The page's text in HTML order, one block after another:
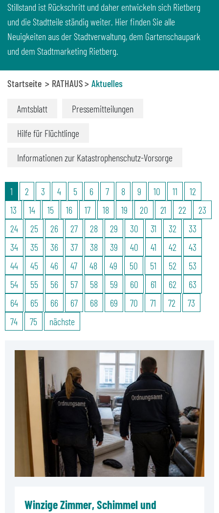
Stillstand ist Rückschritt und daher entwickeln sich Rietberg
und die Stadtteile ständig weiter. Hier finden Sie alle
Neuigkeiten aus der Stadtverwaltung, dem Gartenschaupark
und dem Stadtmarketing Rietberg.
Startseite RATHAUS Aktuelles
Amtsblatt Pressemitteilungen
Hilfe für Flüchtlinge
Informationen zur Katastrophenschutz-Vorsorge
1 2 3 4 5 6 7 8 9 10 11
12
13
14 15 16 17 18 19 20 21 22
23
24
25 26 27 28 29 30 31 32
33
34
35 36 37 38 39 40 41 42
43
44
45 46 47 48 49 50 51 52
53
54
55 56 57 58 59 60 61 62
63
64
65 66 67 68 69 70 71 72
73
74
75 nächste
Winzige Zimmer, Schimmel und